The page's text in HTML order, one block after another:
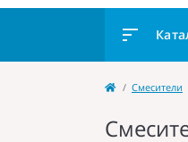
Cмесители